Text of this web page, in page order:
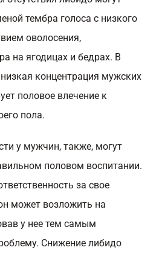
тембра голоса с низкого
оволосения,
на ягодицах и бедрах. В
концентрация мужских
половое влечение к
пола.
у мужчин, также, могут
половом воспитании.
за свое
может возложить на
у нее тем самым
Снижение либидо